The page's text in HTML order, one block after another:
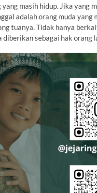
masih hidup. Jika yang
adalah orang muda
tuanya. Tidak hanya
diberikan sebagai hak orang